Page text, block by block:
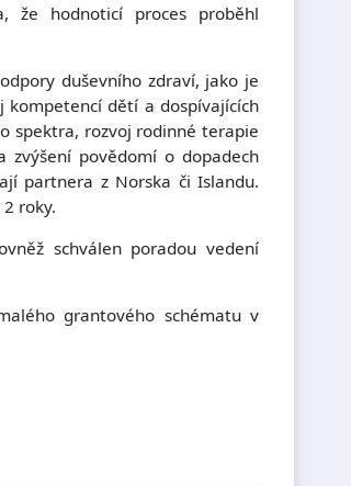
že hodnoticí proces proběhl
duševního zdraví, jako je
kompetencí dětí a dospívajících
spektra, rozvoj rodinné terapie
zvýšení povědomí o dopadech
partnera z Norska či Islandu.
roky.
schválen poradou vedení
grantového schématu v